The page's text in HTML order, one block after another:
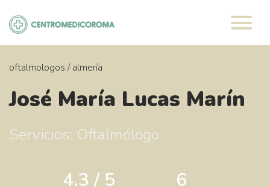
contenido
oftalmologos / almería
José María Lucas Marín
Servicios: Oftalmólogo
4.3 / 5 6